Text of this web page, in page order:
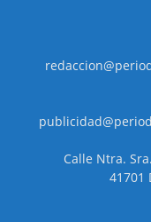
Calle Ntra.
41701